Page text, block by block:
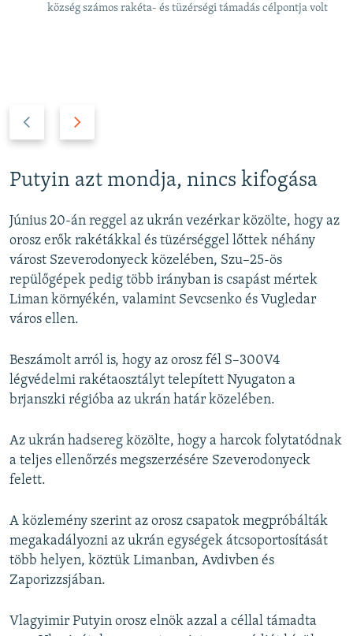
község számos rakéta- és tüzérségi támadás célpontja volt
v
o
u
l
t
l
i
e
Putyin azt mondja, nincs kifogása
Június 20-án reggel az ukrán vezérkar közölte, hogy az
orosz erők rakétákkal és tüzérséggel lőttek néhány
várost Szeverodonyeck közelében, Szu–25-ös
repülőgépek pedig több irányban is csapást mértek
Liman környékén, valamint Sevcsenko és Vugledar
város ellen.
Beszámolt arról is, hogy az orosz fél S–300V4
légvédelmi rakétaosztályt telepített Nyugaton a
brjanszki régióba az ukrán határ közelében.
Az ukrán hadsereg közölte, hogy a harcok folytatódnak
a teljes ellenőrzés megszerzésére Szeverodonyeck
felett.
A közlemény szerint az orosz csapatok megpróbálták
megakadályozni az ukrán egységek átcsoportosítását
több helyen, köztük Limanban, Avdivben és
Zaporizzsjában.
Vlagyimir Putyin orosz elnök azzal a céllal támadta